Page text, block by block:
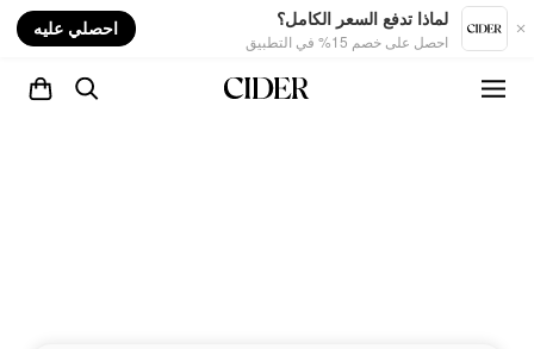
لماذا تدفع السعر الكامل؟
احصل على خصم 15% في التطبيق
احصلي عليه